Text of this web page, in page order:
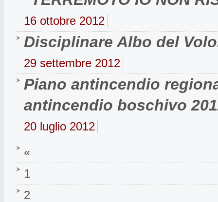
16 ottobre 2012
Disciplinare Albo del
29 settembre 2012
Piano antincendio
antincendio boschivo
20 luglio 2012
«
1
2